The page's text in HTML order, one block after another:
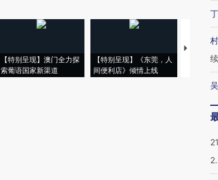
【特别呈现】澳门全力探
索葡语国家新渠道
【特别呈现】《东莞，人
间便利店》倾情上线
【推广】
会，让数